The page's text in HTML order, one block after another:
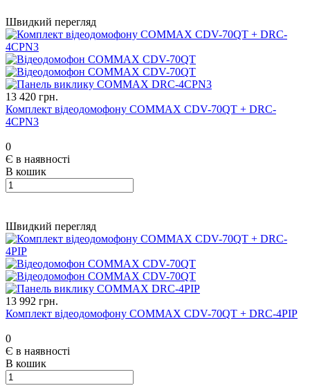
Швидкий перегляд
13 420 грн.
Комплект відеодомофону COMMAX CDV-70QT + DRC-
4CPN3
0
Є в наявності
В кошик
Швидкий перегляд
13 992 грн.
Комплект відеодомофону COMMAX CDV-70QT + DRC-4PIP
0
Є в наявності
В кошик